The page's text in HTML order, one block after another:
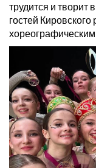
трудится и творит
гостей